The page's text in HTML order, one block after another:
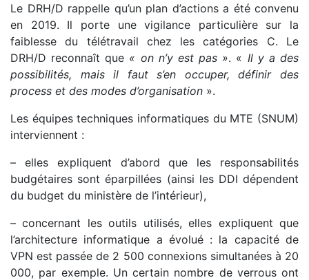
Le DRH/D rappelle qu’un plan d’actions a été convenu
en 2019. Il porte une vigilance particulière sur la
faiblesse du télétravail chez les catégories C. Le
DRH/D reconnaît que « on n’y est pas ». « Il y a des
possibilités, mais il faut s’en occuper, définir des
process et des modes d’organisation ».
Les équipes techniques informatiques du MTE (SNUM)
interviennent :
– elles expliquent d’abord que les responsabilités
budgétaires sont éparpillées (ainsi les DDI dépendent
du budget du ministère de l’intérieur),
– concernant les outils utilisés, elles expliquent que
l’architecture informatique a évolué : la capacité de
VPN est passée de 2 500 connexions simultanées à 20
000, par exemple. Un certain nombre de verrous ont